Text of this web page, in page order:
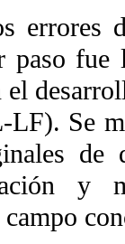
paso fue
el
Se
de
y
campo